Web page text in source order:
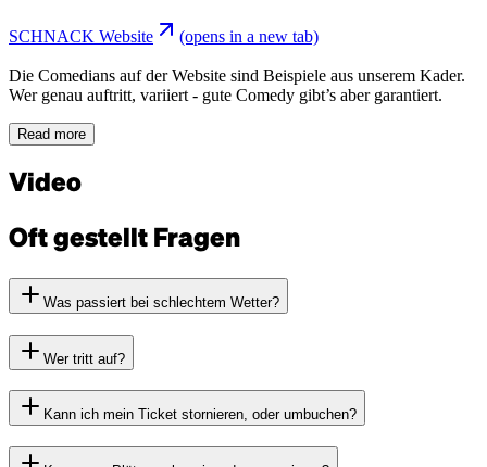
SCHNACK Website (opens in a new tab)
Die Comedians auf der Website sind Beispiele aus unserem Kader.
Wer genau auftritt, variiert - gute Comedy gibt’s aber garantiert.
Read more
Video
Oft gestellt Fragen
Was passiert bei schlechtem Wetter?
Wer tritt auf?
Kann ich mein Ticket stornieren, oder umbuchen?